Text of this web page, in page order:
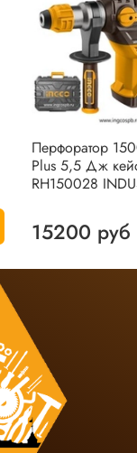
Перфоратор
Plus 5,5 Дж
RH150028
15200 руб